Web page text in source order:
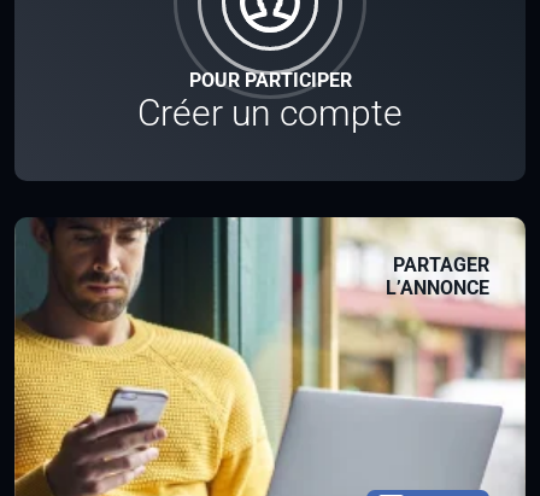
POUR PARTICIPER
Créer un compte
PARTAGER
L’ANNONCE